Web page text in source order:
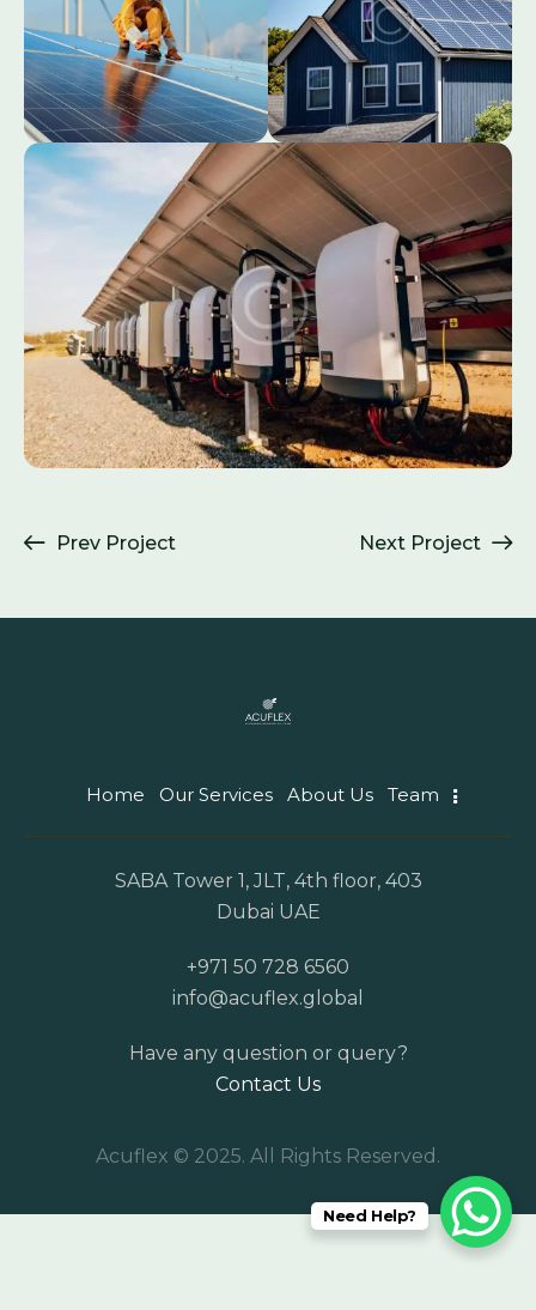
Prev Project Next Project
Home Our Services About Us Team
SABA Tower 1, JLT, 4th floor, 403
Dubai UAE
+971 50 728 6560
info@acuflex.global
Have any question or query?
Contact Us
Acuflex © 2025. All Rights Reserved.
Need Help?